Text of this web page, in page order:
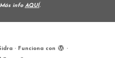
Más info AQUÍ.
· Funciona con ·